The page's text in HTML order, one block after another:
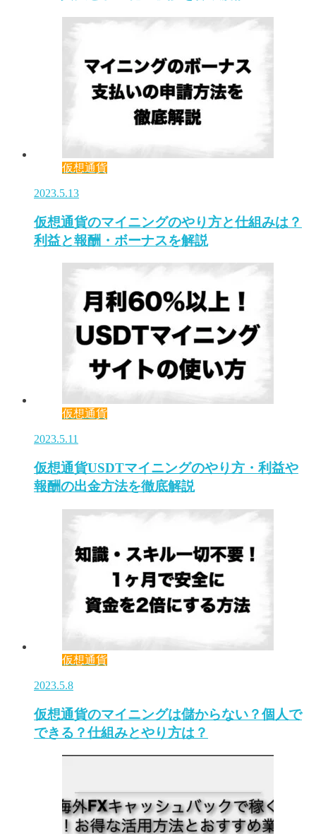
仮想通貨
2023.5.13
仮想通貨のマイニングのやり方と仕組みは？
利益と報酬・ボーナスを解説
仮想通貨
2023.5.11
仮想通貨USDTマイニングのやり方・利益や
報酬の出金方法を徹底解説
仮想通貨
2023.5.8
仮想通貨のマイニングは儲からない？個人で
できる？仕組みとやり方は？